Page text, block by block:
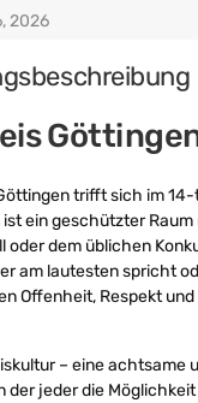
2026
trifft sich im
ist ein geschützter
oder dem üblichen
am lautesten spricht
Offenheit, Respekt
– eine
der jeder die